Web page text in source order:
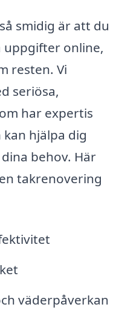
smidig är att du
uppgifter online,
resten. Vi
seriösa,
har expertis
hjälpa dig
behov. Här
takrenovering
väderpåverkan